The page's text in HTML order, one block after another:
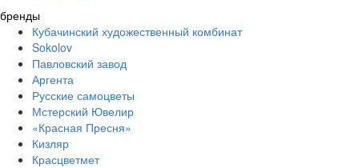
бренды
Кубачинский художественный комбинат
Sokolov
Павловский завод
Аргента
Русские самоцветы
Мстерский Ювелир
«Красная Пресня»
Кизляр
Красцветмет